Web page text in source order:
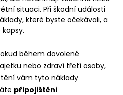
situaci. Při škodní události
které byste očekávali, a
během dovolené
nebo zdraví třetí osoby,
vám tyto náklady
připojištění